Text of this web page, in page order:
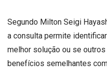
Segundo Milton Seigi
a consulta permite
melhor solução ou se
benefícios semelhantes